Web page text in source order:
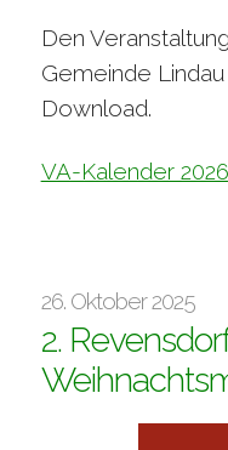
Den
Gemeinde
Download.
VA-Kalender 2026
26. Oktober 2025
2.